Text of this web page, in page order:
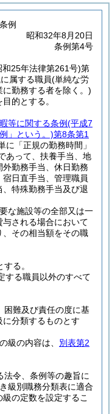
例
昭和32年8月20日
条例第4号
和25年法律第261号)第
属する職員(単純な労
勤務する者を除く。)
的とする。
等に関する条例(平成7
」という。)第8条第1
に「正規の勤務時間」
あって、扶養手当、地
勤務手当、休日勤務
日直手当、管理職員
特殊勤務手当及び退
な施設等の全部又は一
される場合において
その相当額をその職
る。
する職員以外のすべて
困難及び責任の度に基
分類するものとす
級の内容は、 別表第2
法令、条例等の趣旨に
級別職務分類表に適合
の定数を設定するこ